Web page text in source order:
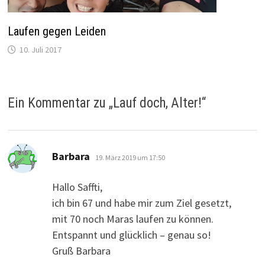
Laufen gegen Leiden
10. Juli 2017
Ein Kommentar zu „Lauf doch, Alter!“
Barbara sagt:
19. März 2019 um 17:50
Hallo Saffti,
ich bin 67 und habe mir zum Ziel gesetzt,
mit 70 noch Maras laufen zu können.
Entspannt und glücklich – genau so!
Gruß Barbara